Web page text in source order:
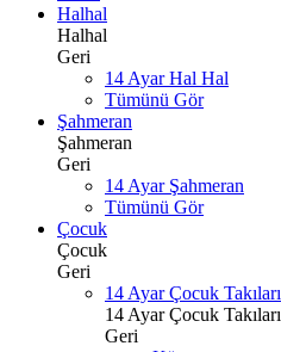
Halhal
Halhal
Geri
14 Ayar Hal Hal
Tümünü Gör
Şahmeran
Şahmeran
Geri
14 Ayar Şahmeran
Tümünü Gör
Çocuk
Çocuk
Geri
14 Ayar Çocuk Takıları
14 Ayar Çocuk Takıları
Geri